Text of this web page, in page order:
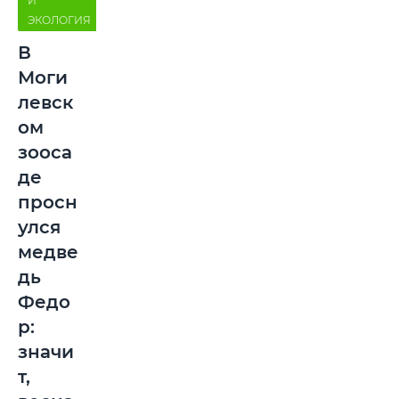
ЭКОЛОГИЯ
В
Моги
левск
ом
зооса
де
просн
улся
медве
дь
Федо
р:
значи
т,